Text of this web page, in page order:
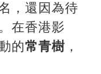
，還因為待
在香港影
的常青樹，